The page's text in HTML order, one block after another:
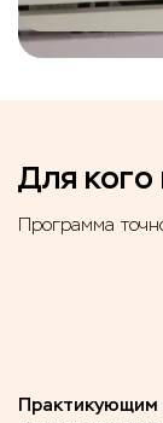
Для кого
Программа
Практикующим